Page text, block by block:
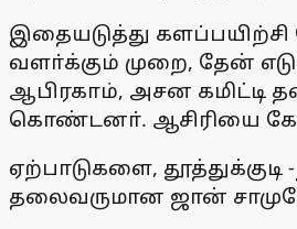
இதையடுத்து
வளா்க்கும் முறை, தேன்
ஆபிரகாம், அசன கமிட்டி
கொண்டனா். ஆசிரியை
ஏற்பாடுகளை,
தலைவருமான ஜான்